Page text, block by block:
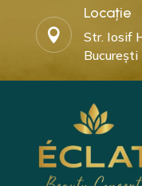

Locație
Str. Iosif
București